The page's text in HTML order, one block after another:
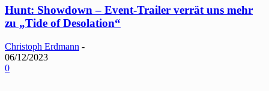
Hunt: Showdown – Event-Trailer verrät uns mehr
zu „Tide of Desolation“
Christoph Erdmann -
06/12/2023
0